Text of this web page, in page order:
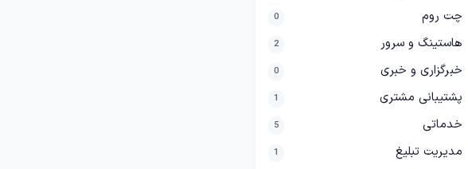
چت روم 0
هاستینگ و سرور 2
خبرگزاری و خبری 0
پشتیبانی مشتری 1
خدماتی 5
مدیریت تبلیغ 1